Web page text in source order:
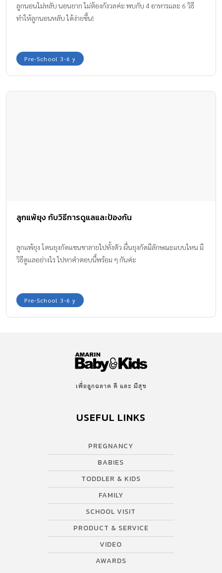
ลูกนอนไม่หลับ นอนยาก ไม่ต้องกังวลค่ะ พบกับ 4 อาหารและ 6 วิธี
ทำให้ลูกนอนหลับ ได้ง่ายขึ้น!
Pre-School 3-6 y
ลูกแพ้ยุง กับวิธีการดูแลและป้องกัน
ลูกแพ้ยุง โดนยุงกัดแขนขาลายไปทั้งตัว ผื่นยุงกัดมีลักษณะแบบไหน มี
วิธีดูแลอย่างไร ไปหาคำตอบนี้พร้อม ๆ กันค่ะ
Pre-School 3-6 y
เพื่อลูกฉลาด ดี และ มีสุข
USEFUL LINKS
PREGNANCY
BABIES
TODDLER & KIDS
FAMILY
SCHOOL VISIT
PRODUCT & SERVICE
VIDEO
AWARDS